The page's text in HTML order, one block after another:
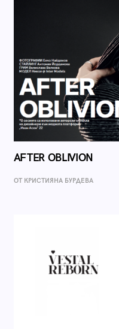
AFTER OBLIVION
ОТ КРИСТИЯНА БУРДЕВА